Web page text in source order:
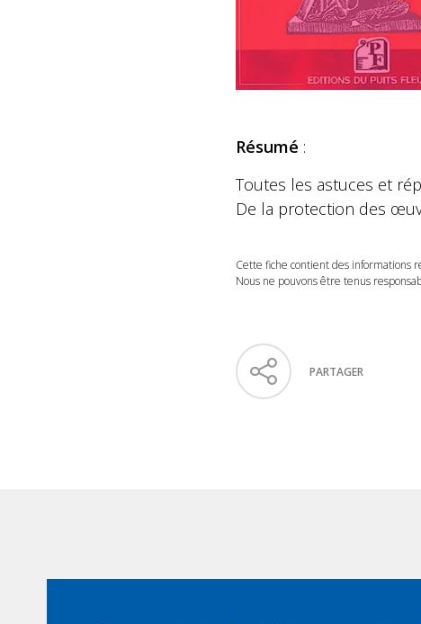
Résumé :
Toutes les astuces et
De la protection des
Cette fiche contient des informations
Nous ne pouvons être tenus
PARTAGER